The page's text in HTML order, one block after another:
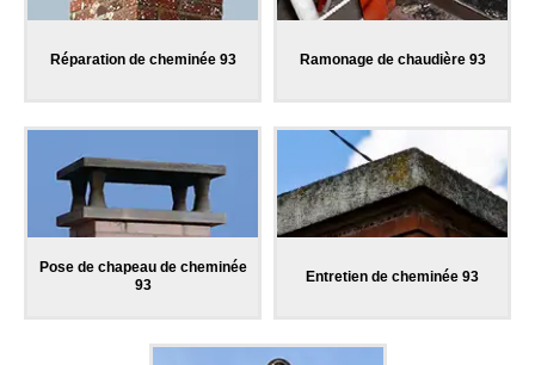
Réparation de cheminée 93 Ramonage de chaudière 93
Pose de chapeau de cheminée
93
Entretien de cheminée 93